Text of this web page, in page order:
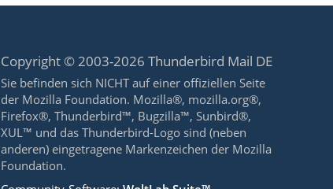
Copyright © 2003-2026 Thunderbird Mail DE
Sie befinden sich NICHT auf einer offiziellen Seite
der Mozilla Foundation. Mozilla®, mozilla.org®,
Firefox®, Thunderbird™, Bugzilla™, Sunbird®,
XUL™ und das Thunderbird-Logo sind (neben
anderen) eingetragene Markenzeichen der Mozilla
Foundation.